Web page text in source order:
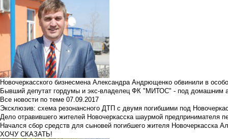
Новочеркасского бизнесмена Александра Андрющенко обвинили в
Бывший депутат гордумы и экс-владелец ФК "МИТОС" - под домашним
Все новости по теме 07.09.2017
Эксклюзив: схема резонансного ДТП с двумя погибшими под
Дело отравившего жителей Новочеркасска шаурмой предпринимателя
Начался сбор средств для сыновей погибшего жителя Новочеркасска
ХОЧУ СКАЗАТЬ!